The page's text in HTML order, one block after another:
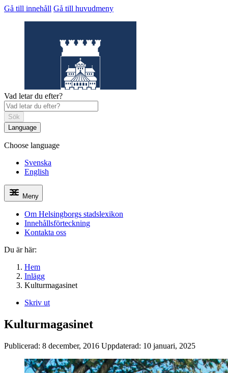
Gå till innehåll Gå till huvudmeny
Helsingborgs stadslexikon
Vad letar du efter?
Sök
Language
Choose language
Svenska
English
Meny
Om Helsingborgs stadslexikon
Innehållsförteckning
Kontakta oss
Du är här:
Hem
Inlägg
Kulturmagasinet
Skriv ut
Kulturmagasinet
Publicerad: 8 december, 2016 Uppdaterad: 10 januari, 2025